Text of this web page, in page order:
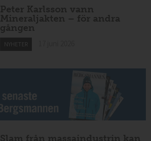
Peter Karlsson vann
Mineraljakten – för andra
gången
NYHETER
Slam från massaindustrin kan